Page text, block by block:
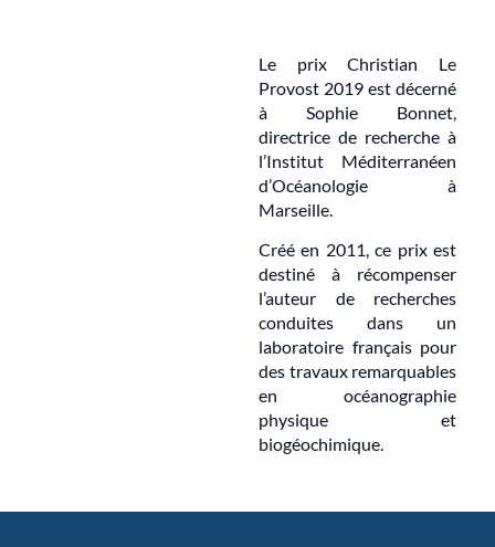
Le prix Christian Le
Provost 2019 est décerné
à Sophie Bonnet,
directrice de recherche à
l’Institut Méditerranéen
d’Océanologie à
Marseille.
Créé en 2011, ce prix est
destiné à récompenser
l’auteur de recherches
conduites dans un
laboratoire français pour
des travaux remarquables
en océanographie
physique et
biogéochimique.